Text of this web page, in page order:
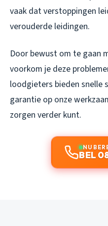
vaak dat verstoppingen
verouderde leidingen.
Door bewust om te gaan
voorkom je deze
loodgieters bieden snelle
garantie op onze
zorgen verder kunt.
NU
BEL